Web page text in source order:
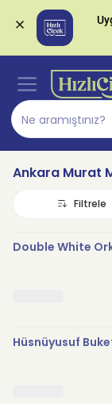
Ankara Murat
Filtrele
Double White
Hüsnüyusuf